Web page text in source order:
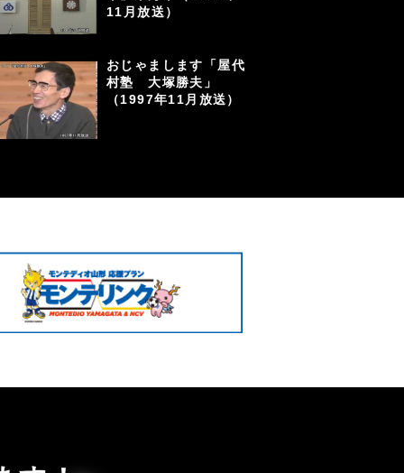
11月放送）
おじゃまします「屋代
村塾 大塚勝夫」
（1997年11月放送）